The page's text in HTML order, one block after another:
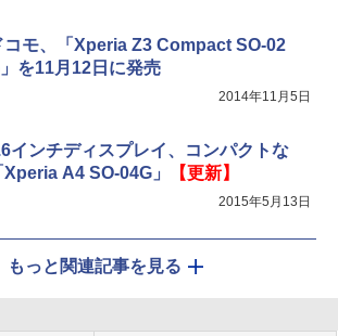
コモ、「Xperia Z3 Compact SO-02
を11月12日に発売
2014年11月5日
インチディスプレイ、コンパクトな
Xperia A4 SO-04G」
【更新】
2015年5月13日
もっと関連記事を見る